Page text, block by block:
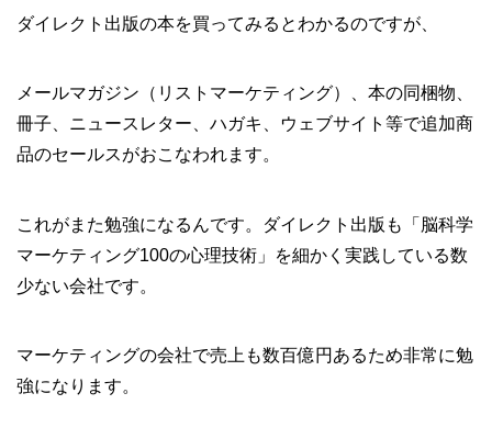
ダイレクト出版の本を買ってみるとわかるのですが、
メールマガジン（リストマーケティング）、本の同梱物、
冊子、ニュースレター、ハガキ、ウェブサイト等で追加商
品のセールスがおこなわれます。
これがまた勉強になるんです。ダイレクト出版も「脳科学
マーケティング100の心理技術」を細かく実践している数
少ない会社です。
マーケティングの会社で売上も数百億円あるため非常に勉
強になります。